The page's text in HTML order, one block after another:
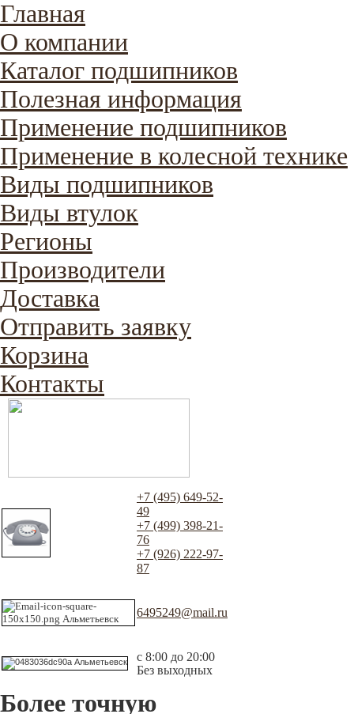
Главная
О компании
Каталог подшипников
Полезная информация
Применение подшипников
Применение в колесной технике
Виды подшипников
Виды втулок
Регионы
Производители
Доставка
Отправить заявку
Корзина
Контакты
+7 (495) 649-52-
49
+7 (499) 398-21-
76
+7 (926) 222-97-
87
6495249@mail.ru
с 8:00 до 20:00
Без выходных
Более точную